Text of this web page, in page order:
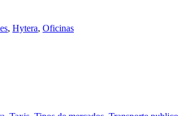
, Hytera, Oficinas